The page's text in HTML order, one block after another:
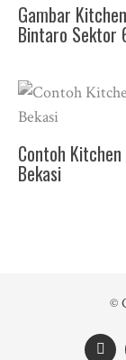
Gambar
Bintaro Sektor
Contoh
Bekasi
©